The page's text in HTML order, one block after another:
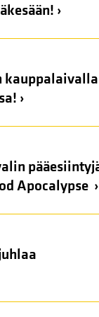
›
kauppalaivalla
›
Apocalypse ›